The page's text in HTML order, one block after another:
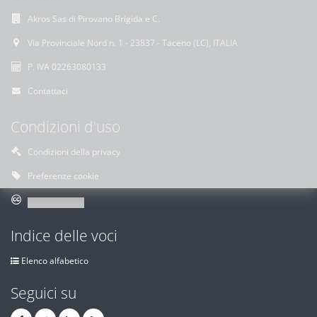
Akros Sas di Pirovano Brigida e C.
Via Provinciale Nord n. 1 - 23837 - Taceno (LC), ITALIA
P. IVA 02263080133
Contattaci
Condizioni d'uso
Condizioni della privacy
Preferenze cookie
Indice delle voci
Elenco alfabetico
Seguici su